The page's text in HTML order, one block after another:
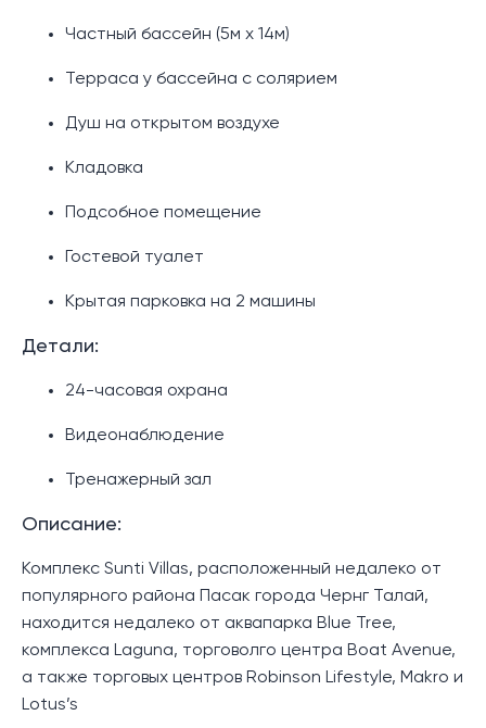
Частный бассейн (5м х 14м)
Терраса у бассейна с солярием
Душ на открытом воздухе
Кладовка
Подсобное помещение
Гостевой туалет
Крытая парковка на 2 машины
Детали:
24-часовая охрана
Видеонаблюдение
Тренажерный зал
Описание:
Комплекс Sunti Villas, расположенный недалеко от
популярного района Пасак города Чернг Талай,
находится недалеко от аквапарка Blue Tree,
комплекса Laguna, торговолго центра Boat Avenue,
а также торговых центров Robinson Lifestyle, Makro и
Lotus’s